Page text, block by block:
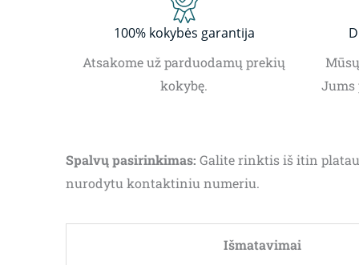
100% kokybės garantija
Atsakome už parduodamų prekių
kokybę.
Jums
Spalvų pasirinkimas: Galite rinktis iš itin
nurodytu kontaktiniu numeriu.
Išmatavimai